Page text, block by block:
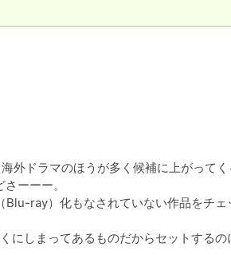
外ドラマのほうが多く候補に上がって
ーーー。
ray）化もなされていない作品をチェ
にしまってあるものだからセットするの